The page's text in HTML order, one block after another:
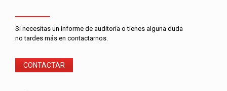
Si necesitas un informe de auditoría o tienes alguna duda
no tardes más en contactarnos.
CONTACTAR